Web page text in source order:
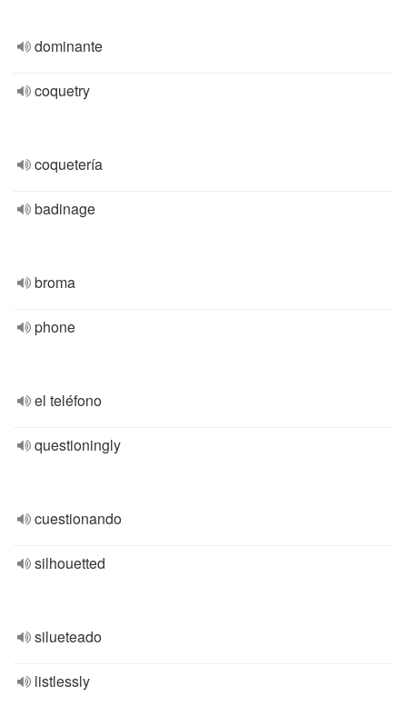
dominante
coquetry
coquetería
badinage
broma
phone
el teléfono
questioningly
cuestionando
silhouetted
silueteado
listlessly